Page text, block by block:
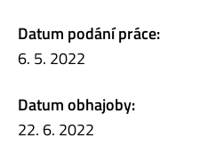
Datum podání práce:
6. 5. 2022
Datum obhajoby:
22. 6. 2022